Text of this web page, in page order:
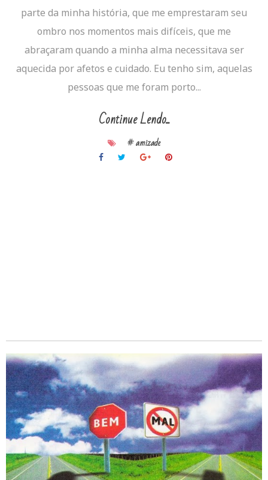
parte da minha história, que me emprestaram seu
ombro nos momentos mais difíceis, que me
abraçaram quando a minha alma necessitava ser
aquecida por afetos e cuidado. Eu tenho sim, aquelas
pessoas que me foram porto...
Continue Lendo...
# amizade